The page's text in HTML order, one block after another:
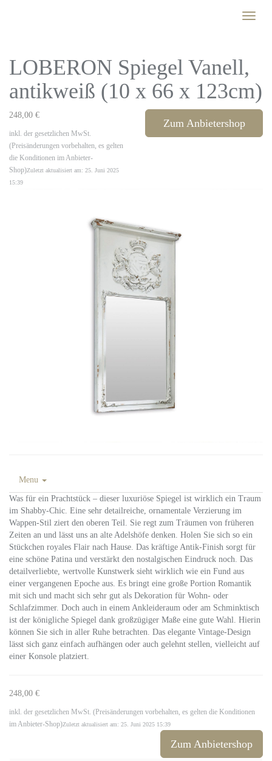
Toggle
LOBERON Spiegel Vanell,
antikweiß (10 x 66 x 123cm)
248,00 €
inkl. der gesetzlichen MwSt.
(Preisänderungen vorbehalten, es gelten
die Konditionen im Anbieter-
Shop)Zuletzt aktualisiert am: 25. Juni 2025
15:39
Zum Anbietershop
Menu
Was für ein Prachtstück – dieser luxuriöse Spiegel ist wirklich ein Traum
im Shabby-Chic. Eine sehr detailreiche, ornamentale Verzierung im
Wappen-Stil ziert den oberen Teil. Sie regt zum Träumen von früheren
Zeiten an und lässt uns an alte Adelshöfe denken. Holen Sie sich so ein
Stückchen royales Flair nach Hause. Das kräftige Antik-Finish sorgt für
eine schöne Patina und verstärkt den nostalgischen Eindruck noch. Das
detailverliebte, wertvolle Kunstwerk sieht wirklich wie ein Fund aus
einer vergangenen Epoche aus. Es bringt eine große Portion Romantik
mit sich und macht sich sehr gut als Dekoration für Wohn- oder
Schlafzimmer. Doch auch in einem Ankleideraum oder am Schminktisch
ist der königliche Spiegel dank großzügiger Maße eine gute Wahl. Hierin
können Sie sich in aller Ruhe betrachten. Das elegante Vintage-Design
lässt sich ganz einfach aufhängen oder auch gelehnt stellen, vielleicht auf
einer Konsole platziert.
248,00 €
inkl. der gesetzlichen MwSt. (Preisänderungen vorbehalten, es gelten die Konditionen
im Anbieter-Shop)Zuletzt aktualisiert am: 25. Juni 2025 15:39
Zum Anbietershop